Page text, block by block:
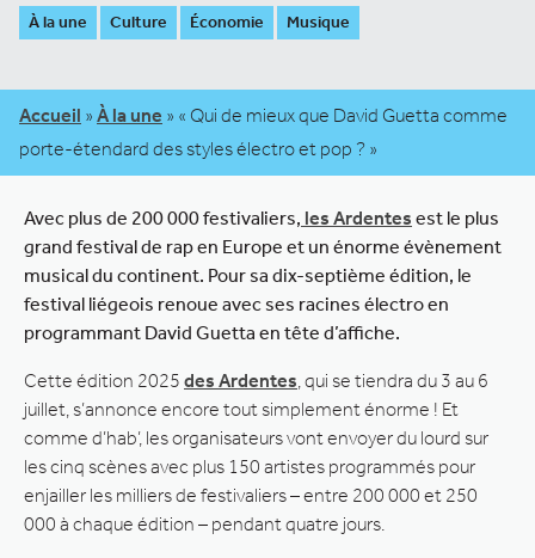
À la une Culture Économie Musique
Accueil » À la une » « Qui de mieux que David Guetta comme
porte-étendard des styles électro et pop ? »
Avec plus de 200 000 festivaliers, les Ardentes est le plus
grand festival de rap en Europe et un énorme évènement
musical du continent. Pour sa dix-septième édition, le
festival liégeois renoue avec ses racines électro en
programmant David Guetta en tête d’affiche.
Cette édition 2025 des Ardentes , qui se tiendra du 3 au 6
juillet, s’annonce encore tout simplement énorme ! Et
comme d’hab’, les organisateurs vont envoyer du lourd sur
les cinq scènes avec plus 150 artistes programmés pour
enjailler les milliers de festivaliers – entre 200 000 et 250
000 à chaque édition – pendant quatre jours.